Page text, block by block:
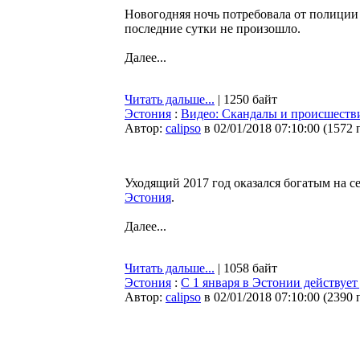
Новогодняя ночь потребовала от
последние сутки не произошло.
Далее...
Читать дальше... | 1250 байт
Эстония : Видео: Скандалы и
Автор: calipso в 02/01/2018 07:10:00 (1572
Уходящий 2017 год оказался богатым на
Эстония.
Далее...
Читать дальше... | 1058 байт
Эстония : С 1 января в Эстонии
Автор: calipso в 02/01/2018 07:10:00 (2390